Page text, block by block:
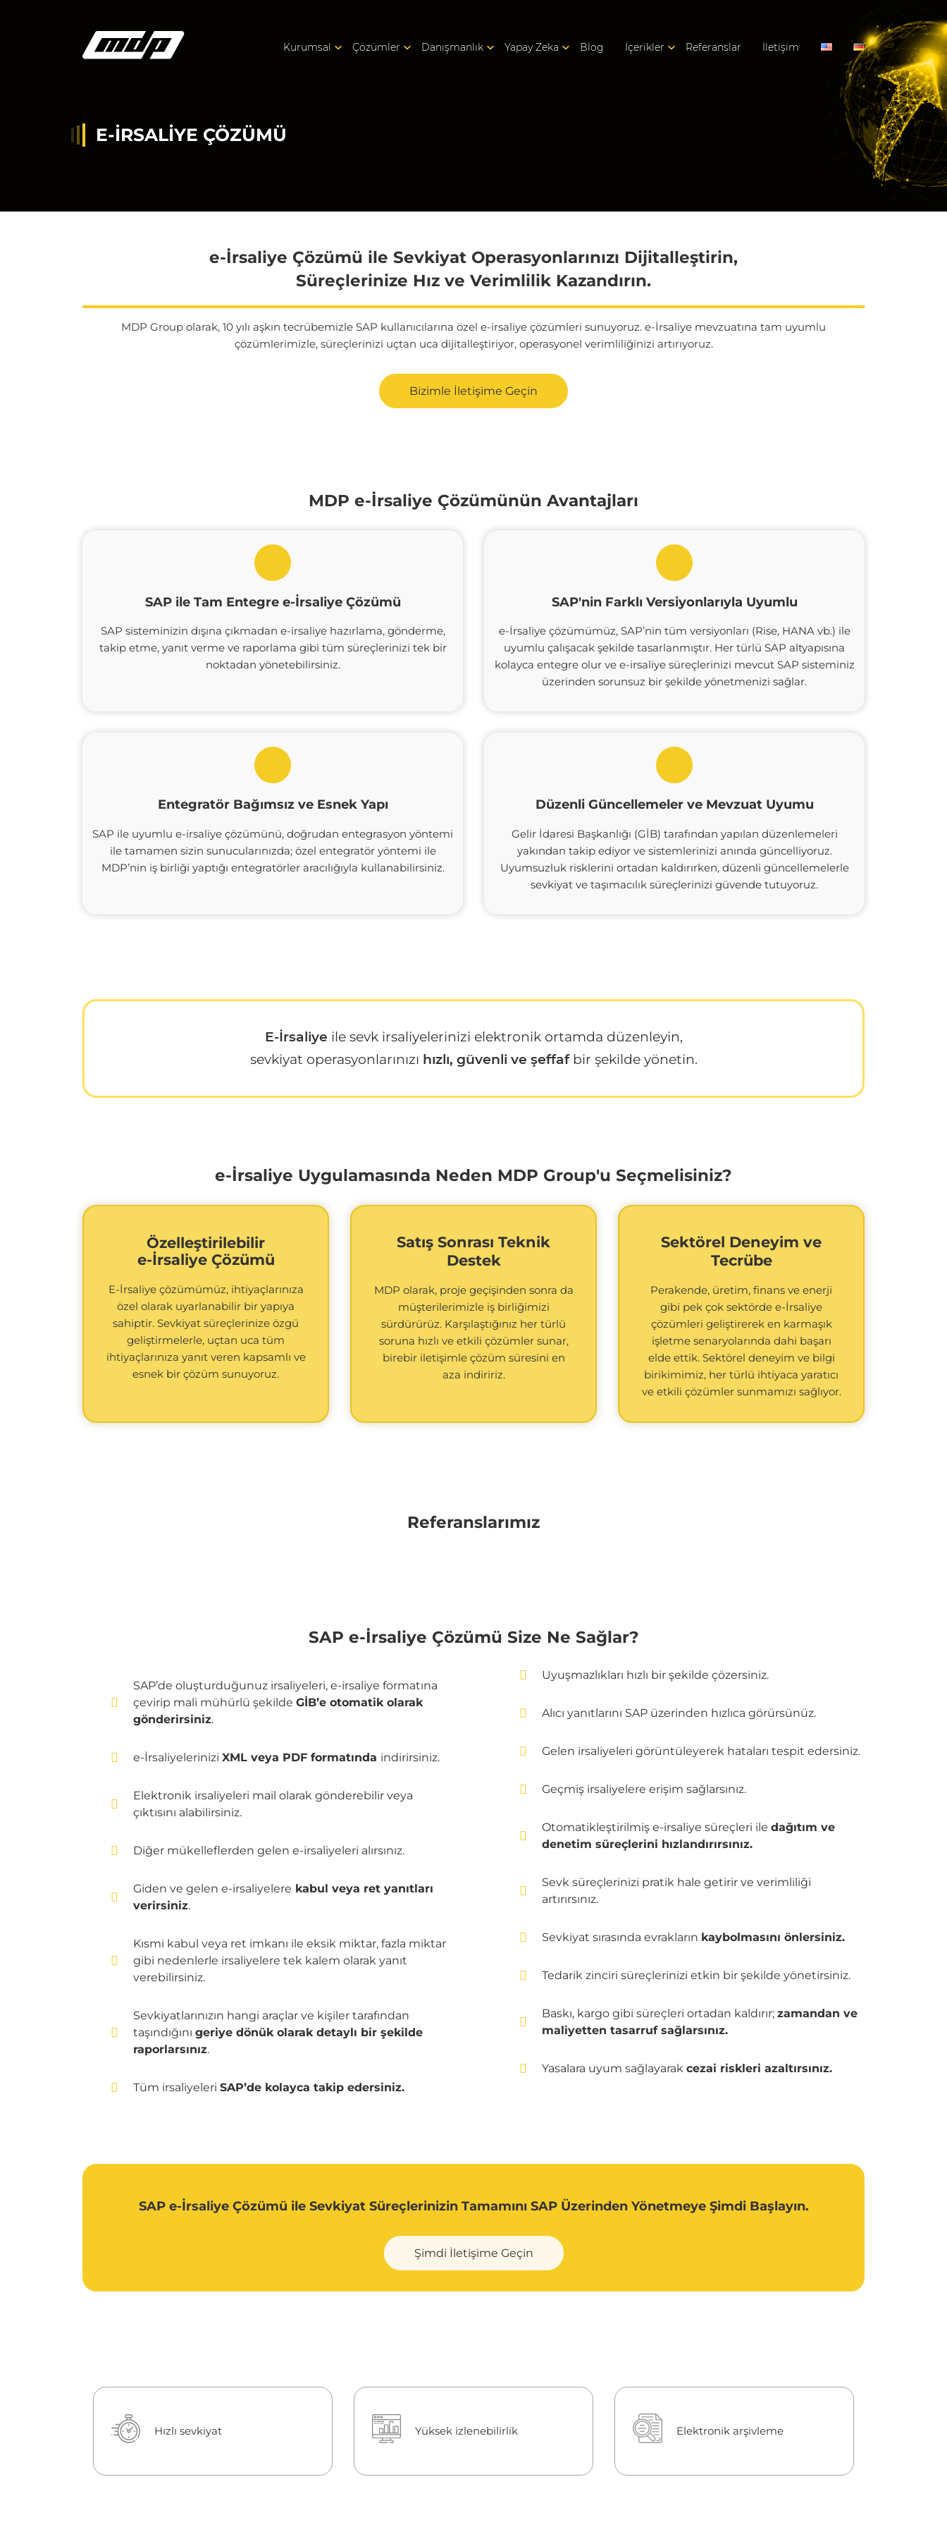
Kurumsal Çözümler Danışmanlık Yapay Zeka Blog İçerikler Referanslar İletişim
E-İRSALIYE ÇÖZÜMÜ
e-İrsaliye Çözümü ile Sevkiyat Operasyonlarınızı Dijitalleştirin,
Süreçlerinize Hız ve Verimlilik Kazandırın.
MDP Group olarak, 10 yılı aşkın tecrübemizle SAP kullanıcılarına özel e-irsaliye çözümleri sunuyoruz. e-İrsaliye mevzuatına tam uyumlu
çözümlerimizle, süreçlerinizi uçtan uca dijitalleştiriyor, operasyonel verimliliğinizi artırıyoruz.
Bizimle İletişime Geçin
MDP e-İrsaliye Çözümünün Avantajları
SAP ile Tam Entegre e-İrsaliye Çözümü
SAP sisteminizin dışına çıkmadan e-irsaliye hazırlama, gönderme,
takip etme, yanıt verme ve raporlama gibi tüm süreçlerinizi tek bir
noktadan yönetebilirsiniz.
SAP'nin Farklı Versiyonlarıyla Uyumlu
e-İrsaliye çözümümüz, SAP’nin tüm versiyonları (Rise, HANA vb.) ile
uyumlu çalışacak şekilde tasarlanmıştır. Her türlü SAP altyapısına
kolayca entegre olur ve e-irsaliye süreçlerinizi mevcut SAP sisteminiz
üzerinden sorunsuz bir şekilde yönetmenizi sağlar.
Entegratör Bağımsız ve Esnek Yapı
SAP ile uyumlu e-irsaliye çözümünü, doğrudan entegrasyon yöntemi
ile tamamen sizin sunucularınızda; özel entegratör yöntemi ile
MDP’nin iş birliği yaptığı entegratörler aracılığıyla kullanabilirsiniz.
Düzenli Güncellemeler ve Mevzuat Uyumu
Gelir İdaresi Başkanlığı (GİB) tarafından yapılan düzenlemeleri
yakından takip ediyor ve sistemlerinizi anında güncelliyoruz.
Uyumsuzluk risklerini ortadan kaldırırken, düzenli güncellemelerle
sevkiyat ve taşımacılık süreçlerinizi güvende tutuyoruz.
E-İrsaliye ile sevk irsaliyelerinizi elektronik ortamda düzenleyin,
sevkiyat operasyonlarınızı hızlı, güvenli ve şeffafbir şekilde yönetin.
e-İrsaliye Uygulamasında Neden MDP Group'u Seçmelisiniz?
Özelleştirilebilir
e-İrsaliye Çözümü
E-İrsaliye çözümümüz, ihtiyaçlarınıza
özel olarak uyarlanabilir bir yapıya
sahiptir. Sevkiyat süreçlerinize özgü
geliştirmelerle, uçtan uca tüm
ihtiyaçlarınıza yanıt veren kapsamlı ve
esnek bir çözüm sunuyoruz.
Satış Sonrası Teknik
Destek
MDP olarak, proje geçişinden sonra da
müşterilerimizle iş birliğimizi
sürdürürüz. Karşılaştığınız her türlü
soruna hızlı ve etkili çözümler sunar,
birebir iletişimle çözüm süresini en
aza indiririz.
Sektörel Deneyim ve
Tecrübe
Perakende, üretim, finans ve enerji
gibi pek çok sektörde e-İrsaliye
çözümleri geliştirerek en karmaşık
işletme senaryolarında dahi başarı
elde ettik. Sektörel deneyim ve bilgi
birikimimiz, her türlü ihtiyaca yaratıcı
ve etkili çözümler sunmamızı sağlıyor.
Referanslarımız
SAP e-İrsaliye Çözümü Size Ne Sağlar?
SAP’de oluşturduğunuz irsaliyeleri, e-irsaliye formatına
çevirip mali mühürlü şekilde GİB’e otomatik olarak
gönderirsiniz.
e-İrsaliyelerinizi XML veya PDF formatında indirirsiniz.
Elektronik irsaliyeleri mail olarak gönderebilir veya
çıktısını alabilirsiniz.
Diğer mükelleflerden gelen e-irsaliyeleri alırsınız.
Giden ve gelen e-irsaliyelere kabul veya ret yanıtları
verirsiniz.
Kısmi kabul veya ret imkanı ile eksik miktar, fazla miktar
gibi nedenlerle irsaliyelere tek kalem olarak yanıt
verebilirsiniz.
Sevkiyatlarınızın hangi araçlar ve kişiler tarafından
taşındığını geriye dönük olarak detaylı bir şekilde
raporlarsınız.
Tüm irsaliyeleri SAP’de kolayca takip edersiniz.
Uyuşmazlıkları hızlı bir şekilde çözersiniz.
Alıcı yanıtlarını SAP üzerinden hızlıca görürsünüz.
Gelen irsaliyeleri görüntüleyerek hataları tespit edersiniz.
Geçmiş irsaliyelere erişim sağlarsınız.
Otomatikleştirilmiş e-irsaliye süreçleri ile dağıtım ve
denetim süreçlerini hızlandırırsınız.
Sevk süreçlerinizi pratik hale getirir ve verimliliği
artırırsınız.
Sevkiyat sırasında evrakların kaybolmasını önlersiniz.
Tedarik zinciri süreçlerinizi etkin bir şekilde yönetirsiniz.
Baskı, kargo gibi süreçleri ortadan kaldırır; zamandan ve
maliyetten tasarruf sağlarsınız.
Yasalara uyum sağlayarak cezai riskleri azaltırsınız.
SAP e-İrsaliye Çözümü ile Sevkiyat Süreçlerinizin Tamamını SAP Üzerinden Yönetmeye Şimdi Başlayın.
Şimdi İletişime Geçin
Hızlı sevkiyat Yüksek izlenebilirlik Elektronik arşivleme